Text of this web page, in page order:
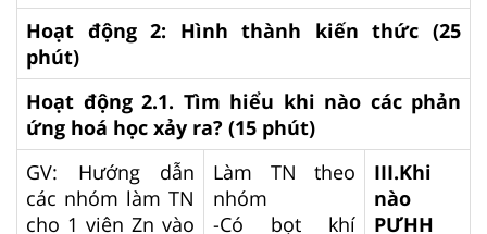
Hoạt động 2: Hình thành kiến thức (25
phút)
Hoạt động 2.1. Tìm hiểu khi nào các phản
ứng hoá học xảy ra? (15 phút)
GV: Hướng dẫn
các nhóm làm TN
cho 1 viên Zn vào
Làm TN theo
nhóm
-Có bọt khí
III.Khi
nào
PƯHH